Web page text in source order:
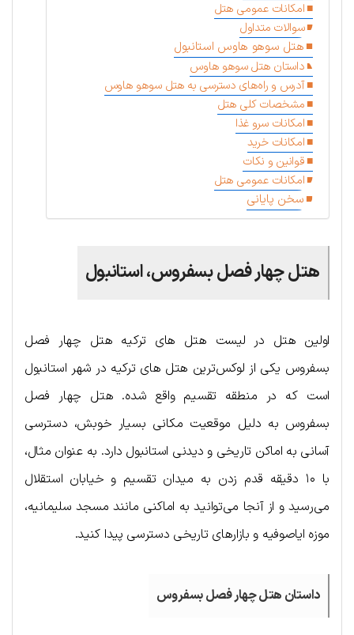
امکانات عمومی هتل
سوالات متداول
هتل سوهو‌ هاوس استانبول
داستان هتل سوهو هاوس
آدرس و راه‌های دسترسی به هتل سوهو هاوس
مشخصات کلی هتل
امکانات سرو غذا
امکانات خرید
قوانین و نکات
امکانات عمومی هتل
سخن پایانی
هتل چهار فصل بسفروس، استانبول
اولین هتل در لیست هتل های ترکیه هتل چهار فصل
بسفروس یکی از لوکس‌ترین هتل های ترکیه در شهر استانبول
است که در منطقه تقسیم واقع شده. هتل چهار فصل
بسفروس به دلیل موقعیت مکانی بسیار خوبش، دسترسی
آسانی به اماکن تاریخی و دیدنی استانبول دارد. به عنوان مثال،
با ۱۰ دقیقه قدم زدن به میدان تقسیم و خیابان استقلال
می‌رسید و از آنجا می‌توانید به اماکنی مانند مسجد سلیمانیه،
موزه ایاصوفیه و بازارهای تاریخی دسترسی پیدا کنید.
داستان هتل چهار فصل بسفروس